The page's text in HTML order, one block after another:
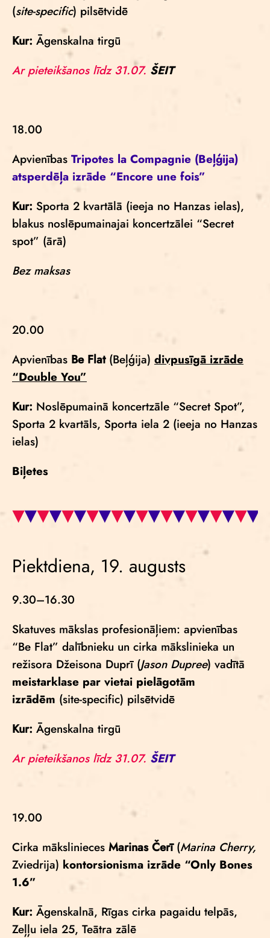
(site-specific) pilsētvidē
Kur: Āgenskalna tirgū
Ar pieteikšanos līdz 31.07. ŠEIT
18.00
Apvienības Tripotes la Compagnie (Beļģija)
atsperdēļa izrāde “Encore une fois”
Kur: Sporta 2 kvartālā (ieeja no Hanzas ielas),
blakus noslēpumainajai koncertzālei “Secret
spot” (ārā)
Bez maksas
20.00
Apvienības Be Flat(Beļģija) divpusīgā izrāde
“Double You”
Kur: Noslēpumainā koncertzāle “Secret Spot”,
Sporta 2 kvartāls, Sporta iela 2 (ieeja no Hanzas
ielas)
Biļetes
Piektdiena, 19. augusts
9.30–16.30
Skatuves mākslas profesionāļiem: apvienības
“Be Flat” dalībnieku un cirka mākslinieka un
režisora Džeisona Duprī (Jason Dupree) vadītā
meistarklase par vietai pielāgotām
izrādēm (site-specific) pilsētvidē
Kur: Āgenskalna tirgū
Ar pieteikšanos līdz 31.07. ŠEIT
19.00
Cirka mākslinieces Marinas Čerī(Marina Cherry,
Zviedrija) kontorsionisma izrāde “Only Bones
1.6”
Kur: Āgenskalnā, Rīgas cirka pagaidu telpās,
Zeļļu iela 25, Teātra zālē